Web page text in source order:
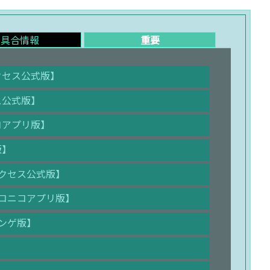
合情報 重要
ス公式版】
式版】
プリ版】
ス公式版】
コアプリ版】
版】